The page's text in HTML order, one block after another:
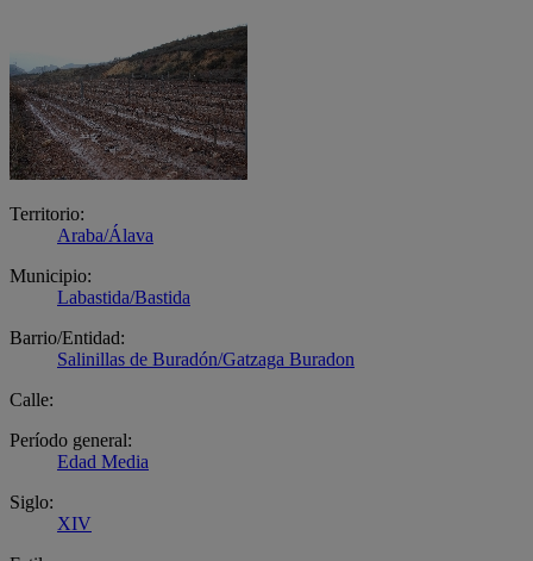
Territorio:
Araba/Álava
Municipio:
Labastida/Bastida
Barrio/Entidad:
Salinillas de Buradón/Gatzaga Buradon
Calle:
Período general:
Edad Media
Siglo:
XIV